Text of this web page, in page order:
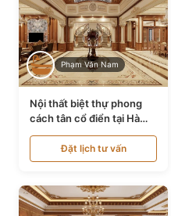
Phạm Văn Nam
Nội thất biệt thự phong
cách tân cổ điển tại Hà
Nội NT24405
Đặt lịch tư vấn